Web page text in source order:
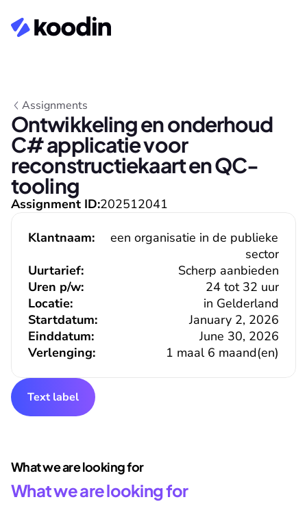
Assignments
Ontwikkeling en onderhoud
C# applicatie voor
reconstructiekaart en QC-
tooling
Assignment ID:202512041
Klantnaam:
een organisatie in de publieke
sector
Uurtarief:
Scherp aanbieden
24 tot 32 uur
Uren p/w:
Locatie:
in Gelderland
Verlenging: 1 maal 6 maand(en)
Einddatum: June 30, 2026
Startdatum: January 2, 2026
Text label
What we are looking for
What we are looking for